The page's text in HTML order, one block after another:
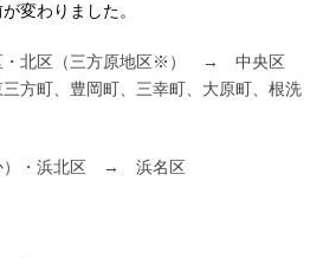
変わりました。
・北区（三方原地区※） → 中央区
方町、豊岡町、三幸町、大原町、根洗
）・浜北区 → 浜名区